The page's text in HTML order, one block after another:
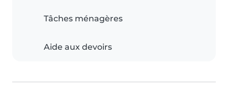
Tâches ménagères
Aide aux devoirs